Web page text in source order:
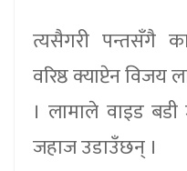
त्यसैगरी पन्तसँगै
वरिष्ठ क्याप्टेन
। लामाले वाइड
जहाज उडाउँछन् ।